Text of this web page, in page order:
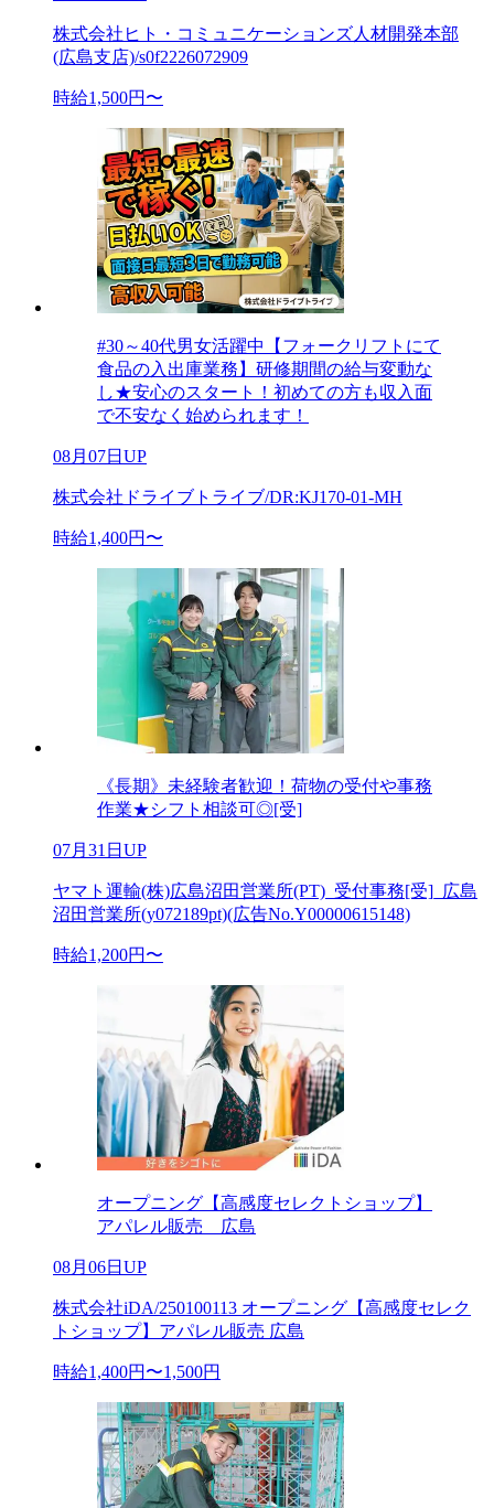
株式会社ヒト・コミュニケーションズ人材開発本部
(広島支店)/s0f2226072909
時給1,500円〜
#30～40代男女活躍中【フォークリフトにて
食品の入出庫業務】研修期間の給与変動な
し★安心のスタート！初めての方も収入面
で不安なく始められます！
08月07日UP
株式会社ドライブトライブ/DR:KJ170-01-MH
時給1,400円〜
《長期》未経験者歓迎！荷物の受付や事務
作業★シフト相談可◎[受]
07月31日UP
ヤマト運輸(株)広島沼田営業所(PT)_受付事務[受]_広島
沼田営業所(y072189pt)(広告No.Y00000615148)
時給1,200円〜
オープニング【高感度セレクトショップ】
アパレル販売 広島
08月06日UP
株式会社iDA/250100113 オープニング【高感度セレク
トショップ】アパレル販売 広島
時給1,400円〜1,500円